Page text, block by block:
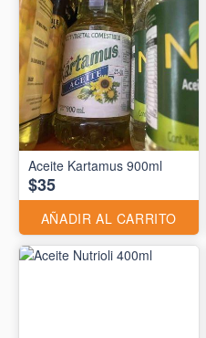
Aceite Kartamus 900ml
$35
AÑADIR AL CARRITO